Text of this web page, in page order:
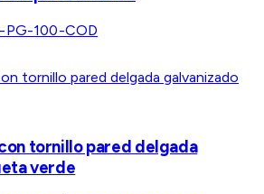
PG-100-COD
tornillo pared delgada
verde